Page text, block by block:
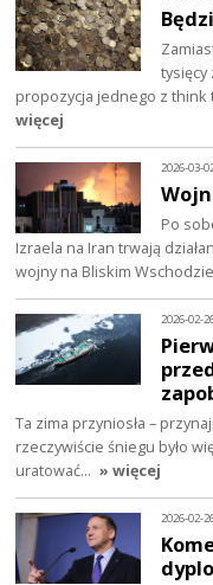
tysięcy
propozycja jednego z think
więcej
2026-03-
Po
Izraela na Iran trwają
wojny na Bliskim
2026-02-
Ta zima przyniosła –
rzeczywiście śniegu było
uratować… » więcej
2026-02-